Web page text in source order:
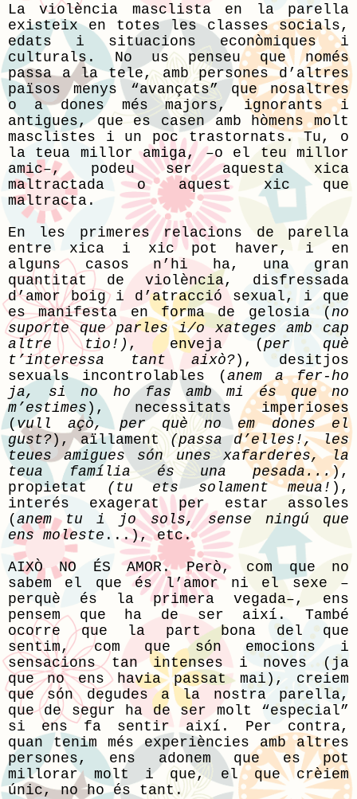
La violència masclista en la parella
existeix en totes les classes socials,
edats i situacions econòmiques i
culturals. No us penseu que només
passa a la tele, amb persones d’altres
països menys “avançats” que nosaltres
o a dones més majors, ignorants i
antigues, que es casen amb hòmens molt
masclistes i un poc trastornats. Tu, o
la teua millor amiga, –o el teu millor
amic–, podeu ser aquesta xica
maltractada o aquest xic que
maltracta.
En les primeres relacions de parella
entre xica i xic pot haver, i en
alguns casos n’hi ha, una gran
quantitat de violència, disfressada
d’amor boig i d’atracció sexual, i que
es manifesta en forma de gelosia (no
suporte que parles i/o xateges amb cap
altre tio!) , enveja (per què
t’interessa tant això?), desitjos
sexuals incontrolables (anem a fer-ho
ja, si no ho fas amb mi és que no
m’estimes ), necessitats imperioses
(vull açò, per què no em dones el
gust?), aïllament (passa d’elles!, les
teues amigues són unes xafarderes, la
teua família és una pesada...),
propietat
(tu ets solament meua! ),
interés exagerat per estar assoles
(anem tu i jo sols, sense ningú que
ens moleste ...), etc.
AIXÒ NO ÉS AMOR. Però, com que no
sabem el que és l’amor ni el sexe –
perquè és la primera vegada–, ens
pensem que ha de ser així. També
ocorre que la part bona del que
sentim, com que són emocions i
sensacions tan intenses i noves (ja
que no ens havia passat mai), creiem
que són degudes a la nostra parella,
que de segur ha de ser molt “especial”
si ens fa sentir així. Per contra,
quan tenim més experiències amb altres
persones, ens adonem que es pot
millorar molt i que, el que crèiem
únic, no ho és tant.